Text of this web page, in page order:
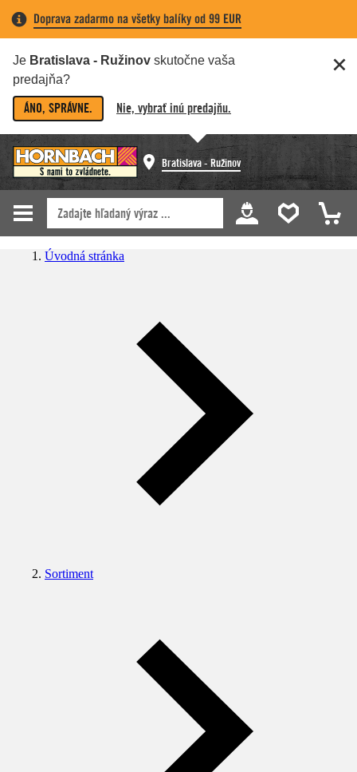
Doprava zadarmo na všetky balíky od 99 EUR
Je Bratislava - Ružinov skutočne vaša
predajňa?
ÁNO, SPRÁVNE. Nie, vybrať inú predajňu.
Bratislava - Ružinov
Úvodná stránka
Sortiment